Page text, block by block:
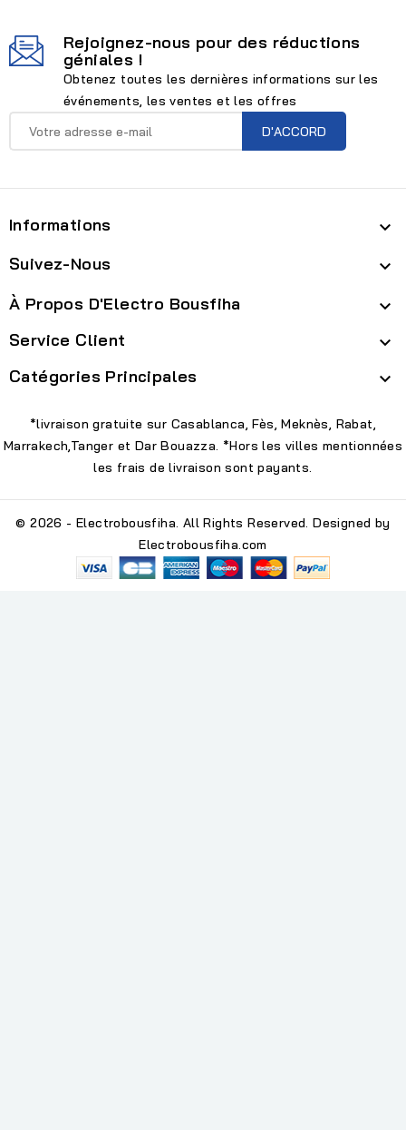
Rejoignez-nous pour des réductions
géniales !
Obtenez toutes les dernières informations sur les
événements, les ventes et les offres
Informations 
Suivez-Nous 
À Propos D'Electro Bousfiha 
Service Client 
Catégories Principales 
*livraison gratuite sur Casablanca, Fès, Meknès, Rabat,
Marrakech,Tanger et Dar Bouazza. *Hors les villes mentionnées
les frais de livraison sont payants.
© 2026 - Electrobousfiha. All Rights Reserved. Designed by
Electrobousfiha.com